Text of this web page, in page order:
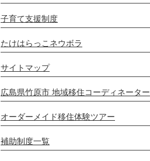
子育て支援制度
たけはらっこネウボラ
サイトマップ
広島県竹原市 地域移住コーディネーター
オーダーメイド移住体験ツアー
補助制度一覧